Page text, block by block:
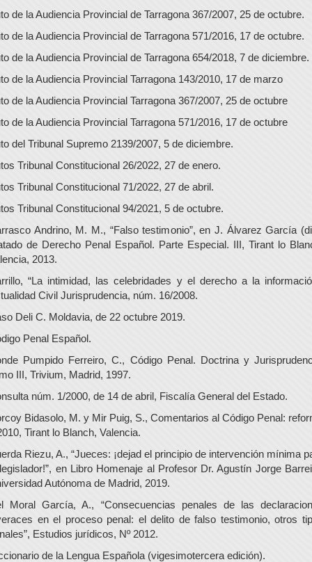
de la Audiencia Provincial de Tarragona 367/2007, 25 de octubre.
de la Audiencia Provincial de Tarragona 571/2016, 17 de octubre.
de la Audiencia Provincial de Tarragona 654/2018, 7 de diciembre.
de la Audiencia Provincial Tarragona 143/2010, 17 de marzo
de la Audiencia Provincial Tarragona 367/2007, 25 de octubre
de la Audiencia Provincial Tarragona 571/2016, 17 de octubre
del Tribunal Supremo 2139/2007, 5 de diciembre.
Tribunal Constitucional 26/2022, 27 de enero.
Tribunal Constitucional 71/2022, 27 de abril.
Tribunal Constitucional 94/2021, 5 de octubre.
Andrino, M. M., “Falso testimonio”, en J. Álvarez García
de Derecho Penal Español. Parte Especial. III, Tirant lo
2013.
“La intimidad, las celebridades y el derecho a la
Civil Jurisprudencia, núm. 16/2008.
Deli C. Moldavia, de 22 octubre 2019.
Penal Español.
Pumpido Ferreiro, C., Código Penal. Doctrina y
III, Trivium, Madrid, 1997.
núm. 1/2000, de 14 de abril, Fiscalía General del Estado.
Bidasolo, M. y Mir Puig, S., Comentarios al Código Penal:
Tirant lo Blanch, Valencia.
Riezu, A., “Jueces: ¡dejad el principio de intervención mínima
en Libro Homenaje al Profesor Dr. Agustín Jorge
Autónoma de Madrid, 2019.
Moral García, A., “Consecuencias penales de las
en el proceso penal: el delito de falso testimonio, otros
Estudios jurídicos, Nº 2012.
de la Lengua Española (vigesimotercera edición).